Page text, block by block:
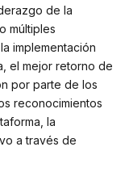
de la
múltiples
implementación
el mejor retorno de
por parte de los
reconocimientos
la
a través de